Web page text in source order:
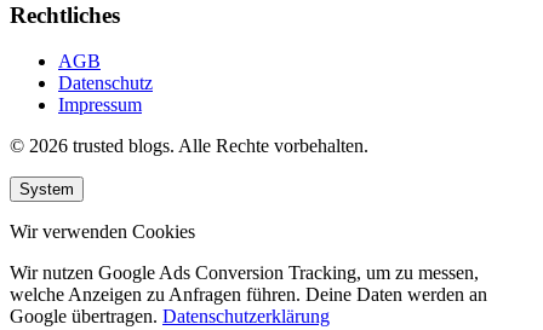
Rechtliches
AGB
Datenschutz
Impressum
© 2026 trusted blogs. Alle Rechte vorbehalten.
System
Wir verwenden Cookies
Wir nutzen Google Ads Conversion Tracking, um zu messen,
welche Anzeigen zu Anfragen führen. Deine Daten werden an
Google übertragen. Datenschutzerklärung